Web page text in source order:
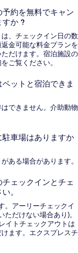
約を無料でキャン
すか ?
、チェックイン日の数
金可能な料金プランを
だけます。宿泊施設の
ご覧ください。
ットと宿泊できま
できません。介助動物
車場はありますか
ある場合があります。
ェックインとチェ
。
。アーリーチェックイ
だけない場合あり)。
イトチェックアウトは
ます。エクスプレスチ